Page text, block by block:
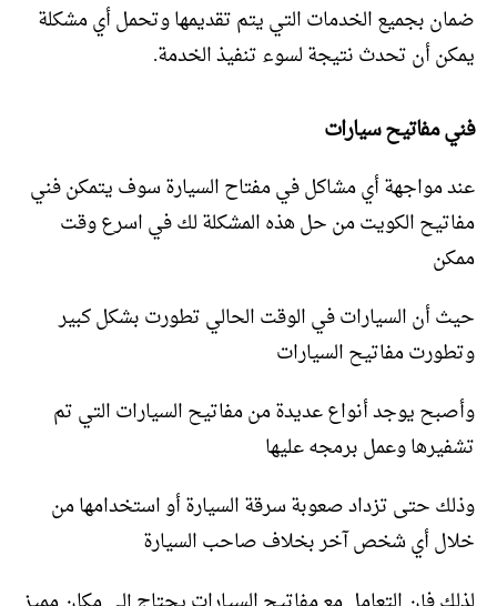
ضمان بجميع الخدمات التي يتم تقديمها وتحمل أي مشكلة
يمكن أن تحدث نتيجة لسوء تنفيذ الخدمة.
فني مفاتيح سيارات
عند مواجهة أي مشاكل في مفتاح السيارة سوف يتمكن فني
مفاتيح الكويت من حل هذه المشكلة لك في اسرع وقت
ممكن
حيث أن السيارات في الوقت الحالي تطورت بشكل كبير
وتطورت مفاتيح السيارات
وأصبح يوجد أنواع عديدة من مفاتيح السيارات التي تم
تشفيرها وعمل برمجه عليها
وذلك حتى تزداد صعوبة سرقة السيارة أو استخدامها من
خلال أي شخص آخر بخلاف صاحب السيارة